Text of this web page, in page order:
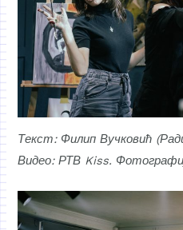
Текст: Филип Вучковић
Видео: РТВ Kiss.